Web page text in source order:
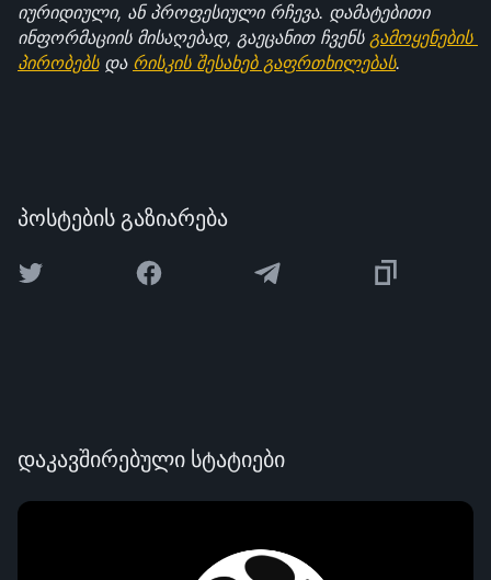
იურიდიული, ან პროფესიული რჩევა. დამატებითი
ინფორმაციის მისაღებად, გაეცანით ჩვენს გამოყენების
პირობებს და რისკის შესახებ გაფრთხილებას.
პოსტების გაზიარება
დაკავშირებული სტატიები